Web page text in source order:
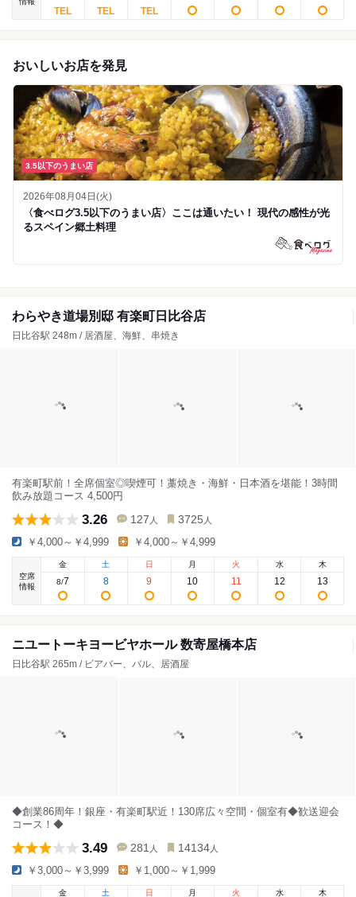
おいしいお店を発見
3.5以下のうまい店
2026年08月04日(火)
〈食べログ3.5以下のうまい店〉ここは通いたい！ 現代の感性が光
るスペイン郷土料理
わらやき道場別邸 有楽町日比谷店
日比谷駅 248m / 居酒屋、海鮮、串焼き
有楽町駅前！全席個室◎喫煙可！藁焼き・海鮮・日本酒を堪能！3時間
飲み放題コース 4,500円
3.26 127 人 3725 人
￥4,000～￥4,999 ￥4,000～￥4,999
空席
情報
金
8/7
土
8
日
9
月
10
火
11
水
12
木
13
ニユートーキヨービヤホール 数寄屋橋本店
日比谷駅 265m / ビアバー、バル、居酒屋
◆創業86周年！銀座・有楽町駅近！130席広々空間・個室有◆歓送迎会
コース！◆
3.49 281 人 14134 人
￥3,000～￥3,999 ￥1,000～￥1,999
金 土 日 月 火 水 木